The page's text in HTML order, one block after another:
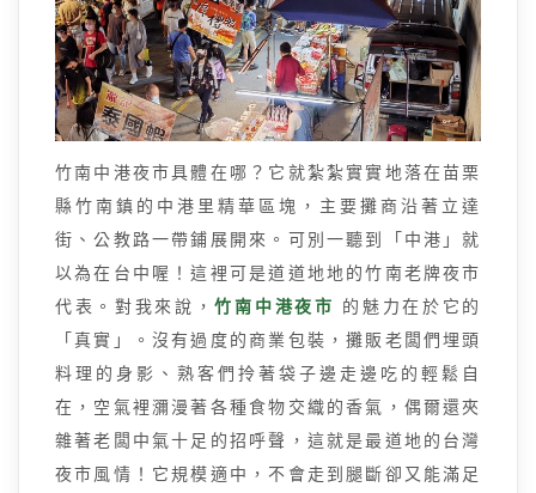
竹南中港夜市具體在哪？它就紮紮實實地落在苗栗
縣竹南鎮的中港里精華區塊，主要攤商沿著立達
街、公教路一帶鋪展開來。可別一聽到「中港」就
以為在台中喔！這裡可是道道地地的竹南老牌夜市
代表。對我來說，竹南中港夜市
的魅力在於它的
「真實」。沒有過度的商業包裝，攤販老闆們埋頭
料理的身影、熟客們拎著袋子邊走邊吃的輕鬆自
在，空氣裡瀰漫著各種食物交織的香氣，偶爾還夾
雜著老闆中氣十足的招呼聲，這就是最道地的台灣
夜市風情！它規模適中，不會走到腿斷卻又能滿足